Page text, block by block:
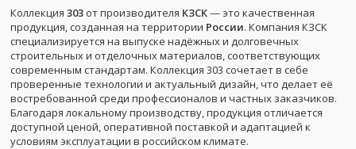
Коллекция 303 от производителя КЗСК— это качественная
продукция, созданная на территории России. Компания КЗСК
специализируется на выпуске надёжных и долговечных
строительных и отделочных материалов, соответствующих
современным стандартам. Коллекция 303 сочетает в себе
проверенные технологии и актуальный дизайн, что делает её
востребованной среди профессионалов и частных заказчиков.
Благодаря локальному производству, продукция отличается
доступной ценой, оперативной поставкой и адаптацией к
условиям эксплуатации в российском климате.